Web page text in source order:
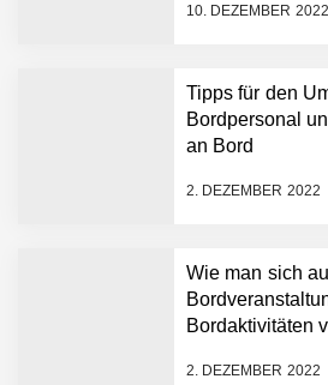
10. DEZEMBER 2022
Tipps für den
Bordpersonal
an Bord
2. DEZEMBER 2022
Wie man sich
Bordaktivitäten
2. DEZEMBER 2022